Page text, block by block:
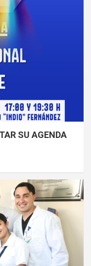
SU AGENDA